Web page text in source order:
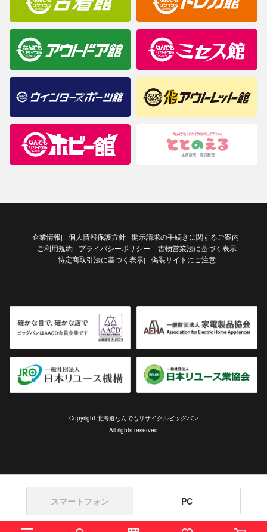
企業情報| 個人情報保護方針 開示請求の手続きに関するご案内|
ご利用規約 プライバシーポリシー|
古物営業法に基づく表示
特定商取引法に基づく表示| 偽装サイトにご注意
Copyright 北海道なんでもリサイクルビッグバン
All rights reserved
スマートフォン PC